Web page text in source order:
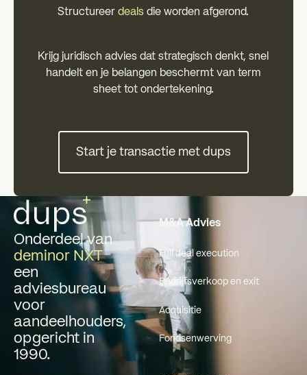
Structureerdeals die worden afgerond.
Krijg juridisch advies dat strategisch denkt, snel
handelt en je belangen beschermt van term
sheet tot ondertekening.
Start je transactie met dups
Voettekst
Onderdeel van
deminor NXT
een
adviesbureau
voor
aandeelhouders,
opgericht in
1990.
M&A Advies
Full deal execution
Bedrijfsverkoop en exit
Acquisitie
Fondsenwerving